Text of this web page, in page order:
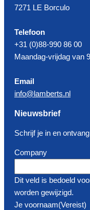
7271 LE Borculo
Telefoon
+31 (0)88-990 86 00
Maandag-vrijdag van
Email
info@lamberts.nl
Nieuwsbrief
Schrijf je in en
Company
Dit veld is bedoeld
worden gewijzigd.
Je voornaam(Vereist)